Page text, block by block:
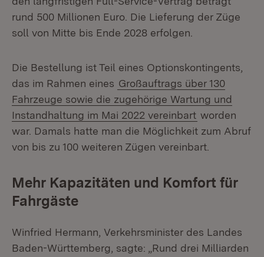
rund 500 Millionen Euro. Die Lieferung der Züge
soll von Mitte bis Ende 2028 erfolgen.
Die Bestellung ist Teil eines Optionskontingents,
das im Rahmen eines Großauftrags über 130
Fahrzeuge sowie die zugehörige Wartung und
Instandhaltung im Mai 2022 vereinbart worden
war. Damals hatte man die Möglichkeit zum Abruf
von bis zu 100 weiteren Zügen vereinbart.
Mehr Kapazitäten und Komfort für
Fahrgäste
Winfried Hermann, Verkehrsminister des Landes
Baden-Württemberg, sagte: „Rund drei Milliarden